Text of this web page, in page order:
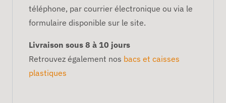
téléphone, par courrier électronique ou via le
formulaire disponible sur le site.
Livraison sous 8 à 10 jours
Retrouvez également nos bacs et caisses
plastiques